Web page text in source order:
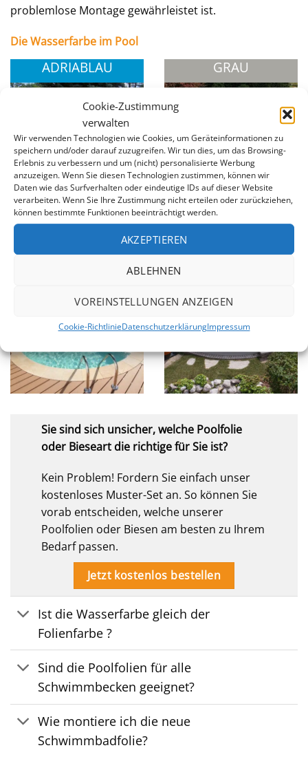
Cookie-Zustimmung
verwalten
Wir verwenden Technologien wie Cookies, um Geräteinformationen zu
speichern und/oder darauf zuzugreifen. Wir tun dies, um das Browsing-
Erlebnis zu verbessern und um (nicht) personalisierte Werbung
anzuzeigen. Wenn Sie diesen Technologien zustimmen, können wir
Daten wie das Surfverhalten oder eindeutige IDs auf dieser Website
verarbeiten. Wenn Sie Ihre Zustimmung nicht erteilen oder zurückziehen,
können bestimmte Funktionen beeinträchtigt werden.
AKZEPTIEREN
ABLEHNEN
VOREINSTELLUNGEN ANZEIGEN
Cookie-RichtlinieDatenschutzerklärungImpressum
problemlose Montage gewährleistet ist.
Die Wasserfarbe im Pool
ADRIABLAU GRAU
Sie sind sich unsicher, welche Poolfolie
oder Bieseart die richtige für Sie ist?
Kein Problem! Fordern Sie einfach unser
kostenloses Muster-Set an. So können Sie
vorab entscheiden, welche unserer
Poolfolien oder Biesen am besten zu Ihrem
Bedarf passen.
Jetzt kostenlos bestellen
Ist die Wasserfarbe gleich der
Folienfarbe ?
Sind die Poolfolien für alle
Schwimmbecken geeignet?
Wie montiere ich die neue
Schwimmbadfolie?